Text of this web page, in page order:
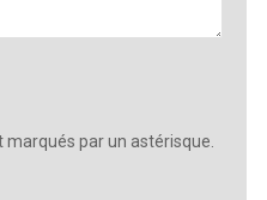
par un astérisque.